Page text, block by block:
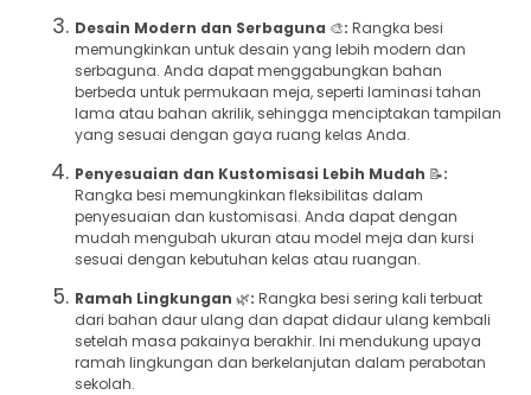
Desain Modern dan Serbaguna 🎨: Rangka besi
memungkinkan untuk desain yang lebih modern dan
serbaguna. Anda dapat menggabungkan bahan
berbeda untuk permukaan meja, seperti laminasi tahan
lama atau bahan akrilik, sehingga menciptakan tampilan
yang sesuai dengan gaya ruang kelas Anda.
Penyesuaian dan Kustomisasi Lebih Mudah 📝:
Rangka besi memungkinkan fleksibilitas dalam
penyesuaian dan kustomisasi. Anda dapat dengan
mudah mengubah ukuran atau model meja dan kursi
sesuai dengan kebutuhan kelas atau ruangan.
Ramah Lingkungan 🌿: Rangka besi sering kali terbuat
dari bahan daur ulang dan dapat didaur ulang kembali
setelah masa pakainya berakhir. Ini mendukung upaya
ramah lingkungan dan berkelanjutan dalam perabotan
sekolah.